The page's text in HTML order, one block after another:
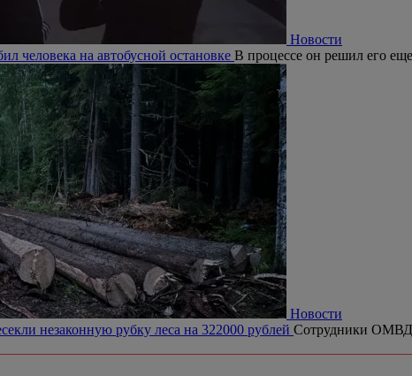
Новости
человека на автобусной остановке В процессе он решил его
Новости
незаконную рубку леса на 322000 рублей Сотрудники ОМВД